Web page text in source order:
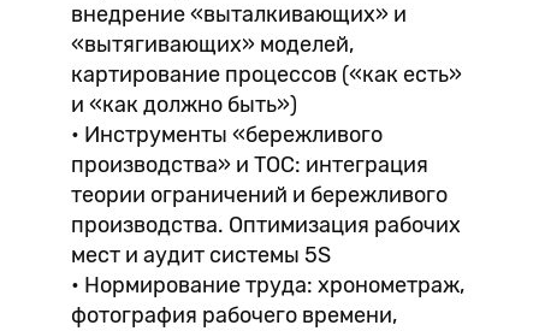
внедрение «выталкивающих» и
«вытягивающих» моделей,
картирование процессов («как есть»
и «как должно быть»)
• Инструменты «бережливого
производства» и ТОС: интеграция
теории ограничений и бережливого
производства. Оптимизация рабочих
мест и аудит системы 5S
• Нормирование труда: хронометраж,
фотография рабочего времени,